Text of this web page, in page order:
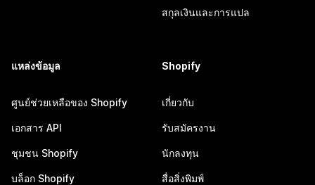
สกุลเงินและการแปล
แหล่งข้อมูล
ศูนย์ช่วยเหลือของ Shopify
เอกสาร API
ชุมชน Shopify
บล็อก Shopify
Shopify
เกี่ยวกับ
รับสมัครงาน
นักลงทุน
สื่อสิ่งพิมพ์